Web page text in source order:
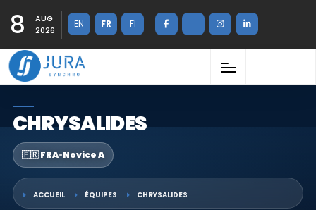
8
AUG
2026
EN FR FI
CHRYSALIDES
🇫🇷 FRA•Novice A
ACCUEIL ÉQUIPES CHRYSALIDES